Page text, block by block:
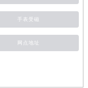
手表受磁
网点地址